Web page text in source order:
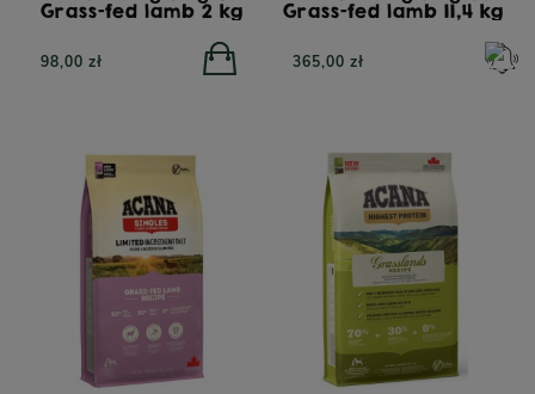
Grass-fed lamb 2 kg
98,00 zł
Grass-fed lamb 11,4 kg
365,00 zł